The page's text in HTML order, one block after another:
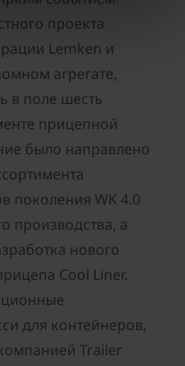
проекта
Lemken и
агрегате,
в поле шесть
прицепной
было направлено
поколения WK 4.0
производства, а
нового
Cool Liner.
для контейнеров,
Trailer